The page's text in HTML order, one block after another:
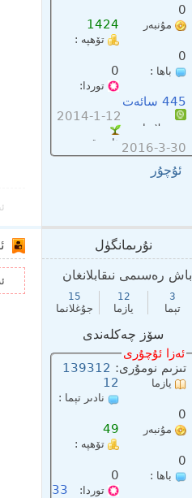
0
مۇنبەر
1424
تۆھپە :
0
باھا : 0
توردا:
445 سائەت
تىزىملاتقان :
2014-1-12
ئاخىرقى: 2016-3-30
ئۇچۇر
نۇرىمانگۈل
باش رەسىمى نىقابلانغان
3
تېما
12
يازما
15
جۇغلانما
سۆز چەكلەندى
ئەزا ئۇچۇرى
تىزىم نومۇرى: 139312
يازما
12
نادىر تېما :
0
مۇنبەر
49
تۆھپە :
0
باھا : 0
توردا:
33